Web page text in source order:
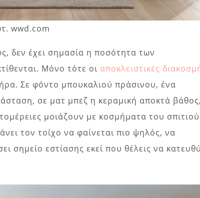
wwd.com
δεν έχει σημασία η ποσότητα των
Μόνο τότε οι αποκλειστικές
Σε φόντο μπουκαλιού πράσινου, ένα
σε ματ μπεζ η κεραμική αποκτά
μοιάζουν με κοσμήματα του
τον τοίχο να φαίνεται πιο ψηλός, να
σημείο εστίασης εκεί που θέλεις να